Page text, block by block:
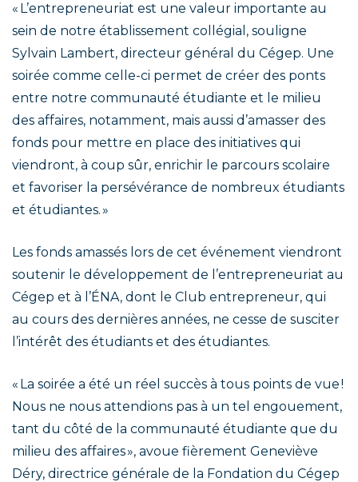
« L’entrepreneuriat est une valeur importante au
sein de notre établissement collégial, souligne
Sylvain Lambert, directeur général du Cégep. Une
soirée comme celle-ci permet de créer des ponts
entre notre communauté étudiante et le milieu
des affaires, notamment, mais aussi d’amasser des
fonds pour mettre en place des initiatives qui
viendront, à coup sûr, enrichir le parcours scolaire
et favoriser la persévérance de nombreux étudiants
et étudiantes. »
Les fonds amassés lors de cet événement viendront
soutenir le développement de l’entrepreneuriat au
Cégep et à l’ÉNA, dont le Club entrepreneur, qui
au cours des dernières années, ne cesse de susciter
l’intérêt des étudiants et des étudiantes.
« La soirée a été un réel succès à tous points de vue !
Nous ne nous attendions pas à un tel engouement,
tant du côté de la communauté étudiante que du
milieu des affaires », avoue fièrement Geneviève
Déry, directrice générale de la Fondation du Cégep